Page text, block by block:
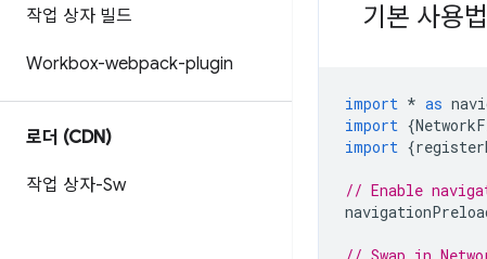
작업 상자 빌드
Workbox-webpack-plugin
로더 (CDN)
작업 상자-Sw
기본 사용법
import * as
import {
import {
// Enable